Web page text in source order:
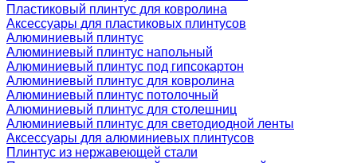
Пластиковый плинтус для ковролина
Аксессуары для пластиковых плинтусов
Алюминиевый плинтус
Алюминиевый плинтус напольный
Алюминиевый плинтус под гипсокартон
Алюминиевый плинтус для ковролина
Алюминиевый плинтус потолочный
Алюминиевый плинтус для столешниц
Алюминиевый плинтус для светодиодной ленты
Аксессуары для алюминиевых плинтусов
Плинтус из нержавеющей стали